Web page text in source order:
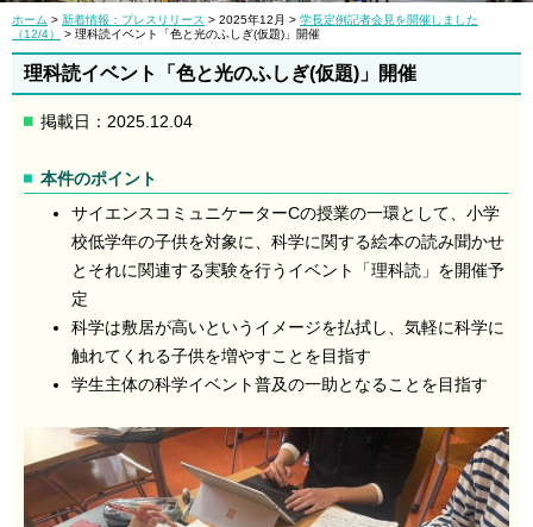
ホーム > 新着情報：プレスリリース > 2025年12月 > 学長定例記者会見を開催しました
（12/4）
> 理科読イベント「色と光のふしぎ(仮題)」開催
理科読イベント「色と光のふしぎ(仮題)」開催
掲載日：2025.12.04
本件のポイント
サイエンスコミュニケーターCの授業の一環として、小学
校低学年の子供を対象に、科学に関する絵本の読み聞かせ
とそれに関連する実験を行うイベント「理科読」を開催予
定
科学は敷居が高いというイメージを払拭し、気軽に科学に
触れてくれる子供を増やすことを目指す
学生主体の科学イベント普及の一助となることを目指す